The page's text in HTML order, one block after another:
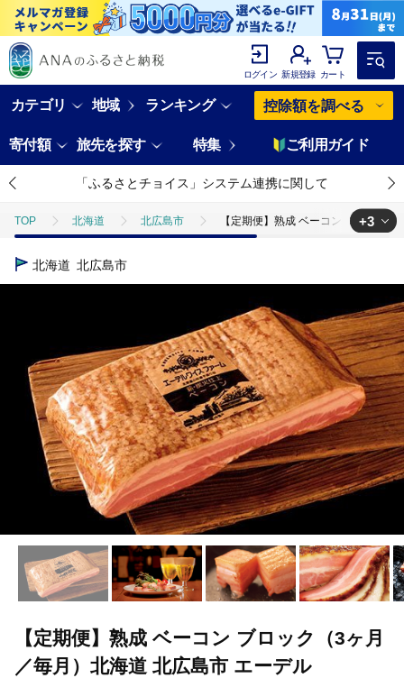
ログイン 新規登録 カート
カテゴリ 地域 ランキング 控除額を調べる
寄付額 旅先を探す 特集 ご利用ガイド
「ふるさとチョイス」システム連携に関して
TOP 北海道 北広島市 【定期便】熟成 ベーコン ブロック
TOP
ハム・ソーセージ 【定期便】熟成 ベ
+3
北海道 北広島市
【定期便】熟成 ベーコン ブロック（3ヶ月
／毎月）北海道 北広島市 エーデル